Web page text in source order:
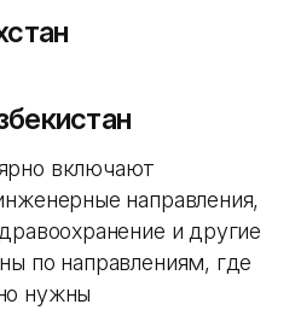
включают
направления,
и другие
по направлениям, где
нужны